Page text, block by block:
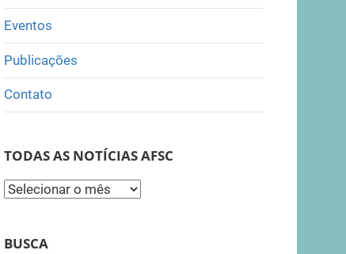
Eventos
Publicações
Contato
TODAS AS NOTÍCIAS AFSC
Todas
BUSCA